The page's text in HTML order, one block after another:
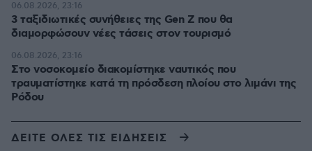
3 ταξιδιωτικές συνήθειες της Gen Z που θα
διαμορφώσουν νέες τάσεις στον τουρισμό
06.08.2026, 23:16
Στο νοσοκομείο διακομίστηκε ναυτικός που
τραυματίστηκε κατά τη πρόσδεση πλοίου στο λιμάνι της
Ρόδου
06.08.2026, 23:16
ΔΕΙΤΕ ΟΛΕΣ ΤΙΣ ΕΙΔΗΣΕΙΣ